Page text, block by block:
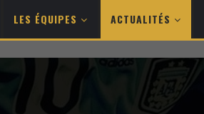
LES ÉQUIPES ACTUALITÉS